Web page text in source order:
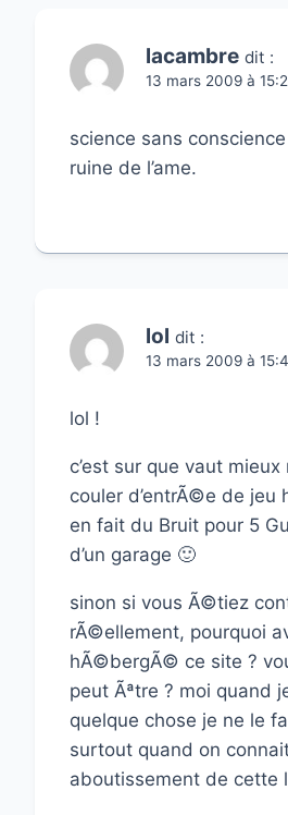
lacambre dit :
13 mars 2009 à
science sans conscience
ruine de l’ame.
lol dit :
13 mars 2009 à
lol !
c’est sur que vaut mieux
couler d’entrÃ©e de jeu
en fait du Bruit pour 5
d’un garage 🙂
sinon si vous Ã©tiez
rÃ©ellement, pourquoi
hÃ©bergÃ© ce site ?
peut Ãªtre ? moi quand
quelque chose je ne le
surtout quand on
aboutissement de cette